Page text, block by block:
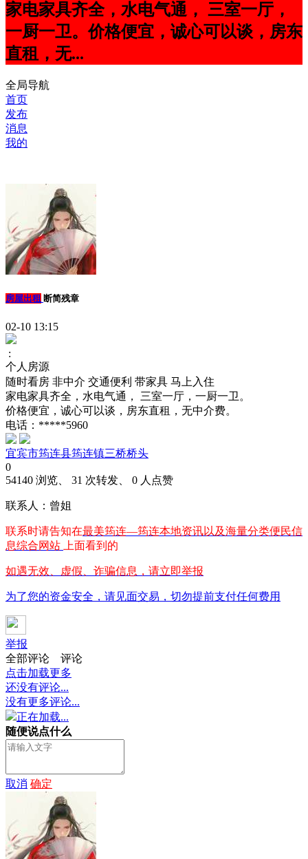
家电家具齐全，水电气通， 三室一厅，
一厨一卫。价格便宜，诚心可以谈，房东
直租，无...
全局导航
首页
发布
消息
我的
房屋出租 断简残章
02-10 13:15
:
个人房源
随时看房 非中介 交通便利 带家具 马上入住
家电家具齐全，水电气通， 三室一厅，一厨一卫。
价格便宜，诚心可以谈，房东直租，无中介费。
电话：*****5960
宜宾市筠连县筠连镇三桥桥头
0
54140 浏览、 31 次转发、 0 人点赞
联系人：曾姐
联系时请告知在最美筠连—筠连本地资讯以及海量分类便民信
息综合网站
上面看到的
如遇无效、虚假、诈骗信息，请立即举报
为了您的资金安全，请见面交易，切勿提前支付任何费用
举报
全部评论
评论
点击加载更多
还没有评论...
没有更多评论...
正在加载...
随便说点什么
取消 确定